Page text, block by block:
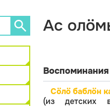
Ас
Воспоминания
Сӧлӧ баблӧн
(из детских